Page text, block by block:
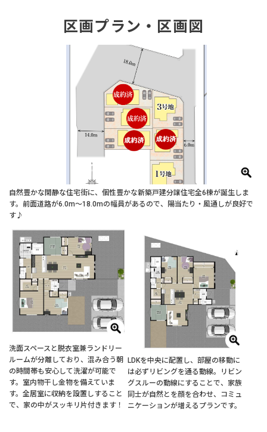
区画プラン・区画図
自然豊かな閑静な住宅街に、個性豊かな新築戸建分譲住宅全6棟が誕生しま
す。前面道路が6.0m～18.0mの幅員があるので、陽当たり・風通しが良好で
す♪
洗面スペースと脱衣室兼ランドリー
ルームが分離しており、混み合う朝
の時間帯も安心して洗濯が可能で
す。室内物干し金物を備えていま
す。全居室に収納を設置しすること
で、家の中がスッキリ片付きます！
LDKを中央に配置し、部屋の移動に
は必ずリビングを通る動線。リビン
グスルーの動線にすることで、家族
同士が自然とを顔を合わせ、コミュ
ニケーションが増えるプランです。